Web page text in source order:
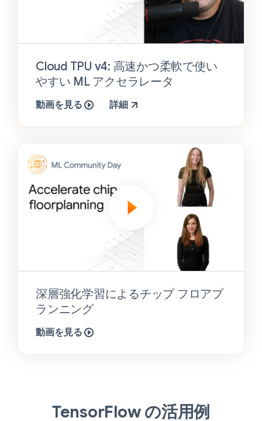
Cloud TPU v4: 高速かつ柔軟で使い
やすい ML アクセラレータ
動画を見る 詳細
深層強化学習によるチップ フロアプ
ランニング
動画を見る
TensorFlow の活用例